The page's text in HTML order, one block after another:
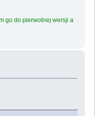
go do pierwotnej wersji a